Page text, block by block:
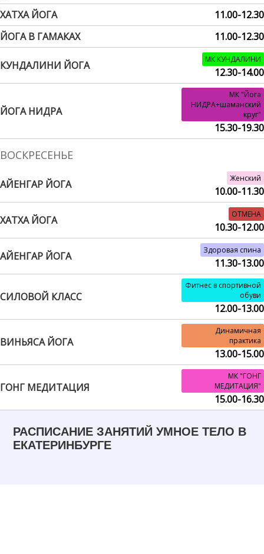
ХАТХА ЙОГА
11.00-12.30
ЙОГА В ГАМАКАХ
11.00-12.30
КУНДАЛИНИ ЙОГА МК КУНДАЛИНИ
12.30-14.00
ЙОГА НИДРА
МК "Йога
НИДРА+шаманский
круг"
15.30-19.30
ВОСКРЕСЕНЬЕ
АЙЕНГАР ЙОГА Женский
10.00-11.30
ХАТХА ЙОГА ОТМЕНА
10.30-12.00
АЙЕНГАР ЙОГА Здоровая спина
11.30-13.00
СИЛОВОЙ КЛАСС
Фитнес в спортивной
обуви
12.00-13.00
ВИНЬЯСА ЙОГА
Динамичная
практика
13.00-15.00
ГОНГ МЕДИТАЦИЯ
МК "ГОНГ
МЕДИТАЦИЯ"
15.00-16.30
РАСПИСАНИЕ ЗАНЯТИЙ УМНОЕ ТЕЛО В
ЕКАТЕРИНБУРГЕ